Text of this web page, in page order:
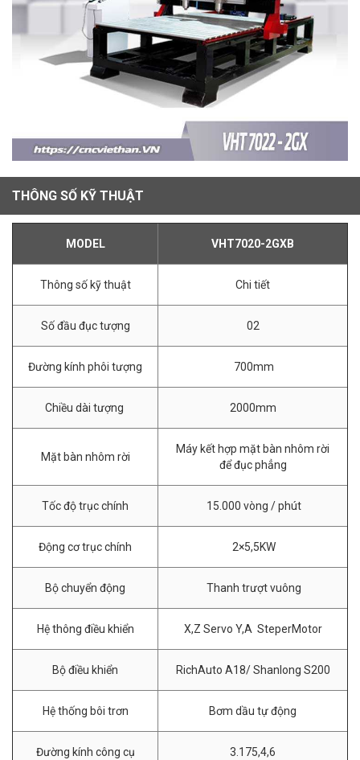
THÔNG SỐ KỸ THUẬT
MODEL VHT7020-2GXB
Thông số kỹ thuật Chi tiết
Số đầu đục tượng 02
Đường kính phôi tượng 700mm
Chiều dài tượng 2000mm
Mặt bàn nhôm rời
Máy kết hợp mặt bàn nhôm rời
để đục phẳng
Tốc độ trục chính 15.000 vòng / phút
Động cơ trục chính 2×5,5KW
Bộ chuyển động Thanh trượt vuông
Hệ thông điều khiển X,Z Servo Y,A SteperMotor
Bộ điều khiển RichAuto A18/ Shanlong S200
Hệ thống bôi trơn Bơm dầu tự động
Đường kính công cụ 3.175,4,6